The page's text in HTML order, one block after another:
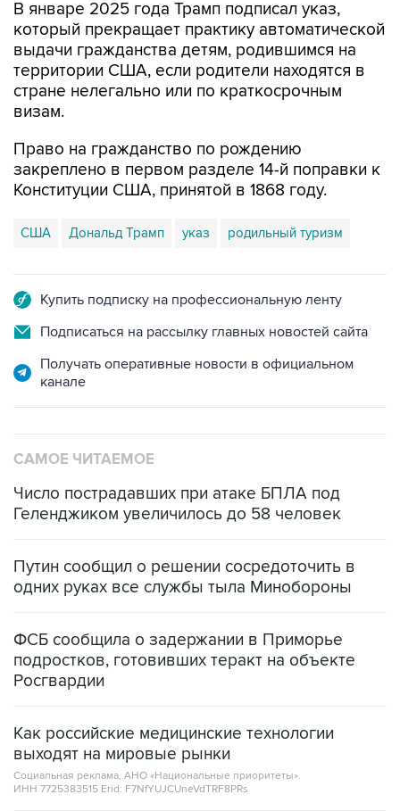
В январе 2025 года Трамп подписал указ,
который прекращает практику автоматической
выдачи гражданства детям, родившимся на
территории США, если родители находятся в
стране нелегально или по краткосрочным
визам.
Право на гражданство по рождению
закреплено в первом разделе 14-й поправки к
Конституции США, принятой в 1868 году.
США Дональд Трамп указ родильный туризм
Купить подписку на профессиональную ленту
Подписаться на рассылку главных новостей сайта
Получать оперативные новости в официальном
канале
САМОЕ ЧИТАЕМОЕ
Число пострадавших при атаке БПЛА под
Геленджиком увеличилось до 58 человек
Путин сообщил о решении сосредоточить в
одних руках все службы тыла Минобороны
ФСБ сообщила о задержании в Приморье
подростков, готовивших теракт на объекте
Росгвардии
Как российские медицинские технологии
выходят на мировые рынки
Социальная реклама, АНО «Национальные приоритеты».
ИНН 7725383515 Erid: F7NfYUJCUneVdTRF8PRs